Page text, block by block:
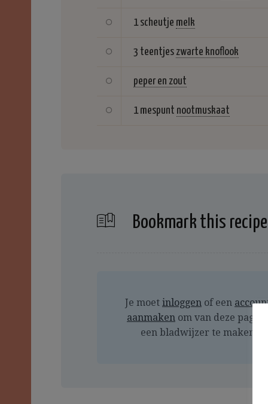
1 scheutje melk
3 teentjes zwarte knoflook
peper en zout
1 mespunt nootmuskaat
Bookmark this recipe
Je moet inloggen of een
aanmaken om van deze pagina
een bladwijzer te maken